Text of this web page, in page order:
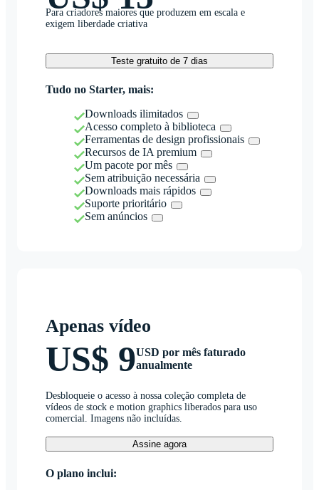
Para criadores maiores que produzem em escala e
exigem liberdade criativa
Teste gratuito de 7 dias
Tudo no Starter, mais:
Downloads ilimitados
Acesso completo à biblioteca
Ferramentas de design profissionais
Recursos de IA premium
Um pacote por mês
Sem atribuição necessária
Downloads mais rápidos
Suporte prioritário
Sem anúncios
Apenas vídeo
US$ 9USD por mês faturado
anualmente
Desbloqueie o acesso à nossa coleção completa de
vídeos de stock e motion graphics liberados para uso
comercial. Imagens não incluídas.
Assine agora
O plano inclui: